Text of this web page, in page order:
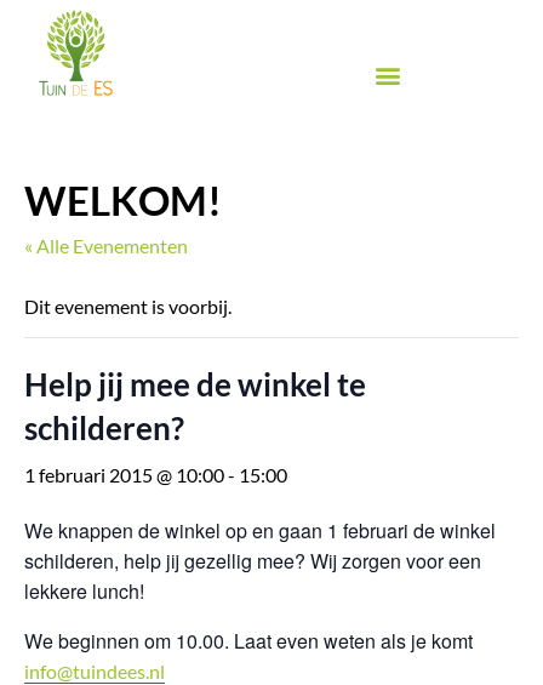
WELKOM!
« Alle Evenementen
Dit evenement is voorbij.
Help jij mee de winkel te
schilderen?
1 februari 2015 @ 10:00- 15:00
We knappen de winkel op en gaan 1 februari de winkel
schilderen, help jij gezellig mee? Wij zorgen voor een
lekkere lunch!
We beginnen om 10.00. Laat even weten als je komt
info@tuindees.nl